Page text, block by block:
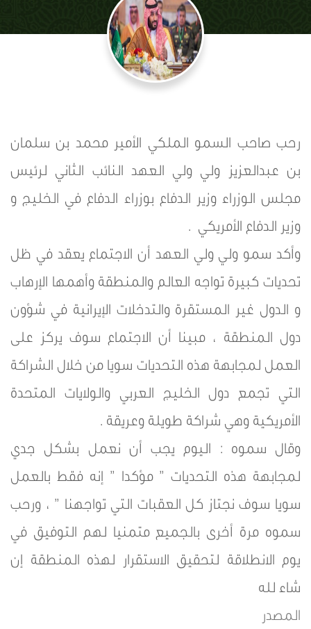
رحب صاحب السمو الملكي الأمير محمد بن سلمان
بن عبدالعزيز ولي ولي العهد النائب الثاني لرئيس
مجلس الوزراء وزير الدفاع بوزراء الدفاع في الخليج و
وزير الدفاع الأمريكي .
وأكد سمو ولي ولي العهد أن الاجتماع يعقد في ظل
تحديات كبيرة تواجه العالم والمنطقة وأهمها الإرهاب
و الدول غير المستقرة والتدخلات الإيرانية في شؤون
دول المنطقة ، مبينا أن الاجتماع سوف يركز على
العمل لمجابهة هذه التحديات سويا من خلال الشراكة
التي تجمع دول الخليج العربي والولايات المتحدة
الأمريكية وهي شراكة طويلة وعريقة .
وقال سموه : اليوم يجب أن نعمل بشكل جدي
لمجابهة هذه التحديات ” مؤكدا ” إنه فقط بالعمل
سويا سوف نجتاز كل العقبات التي تواجهنا ” ، ورحب
سموه مرة أخرى بالجميع متمنيا لهم التوفيق في
يوم الانطلاقة لتحقيق الاستقرار لهذه المنطقة إن
شاء لله
المصدر